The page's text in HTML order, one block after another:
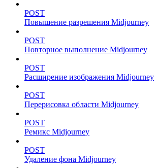
POST
Повышение разрешения Midjourney
POST
Повторное выполнение Midjourney
POST
Расширение изображения Midjourney
POST
Перерисовка области Midjourney
POST
Ремикс Midjourney
POST
Удаление фона Midjourney